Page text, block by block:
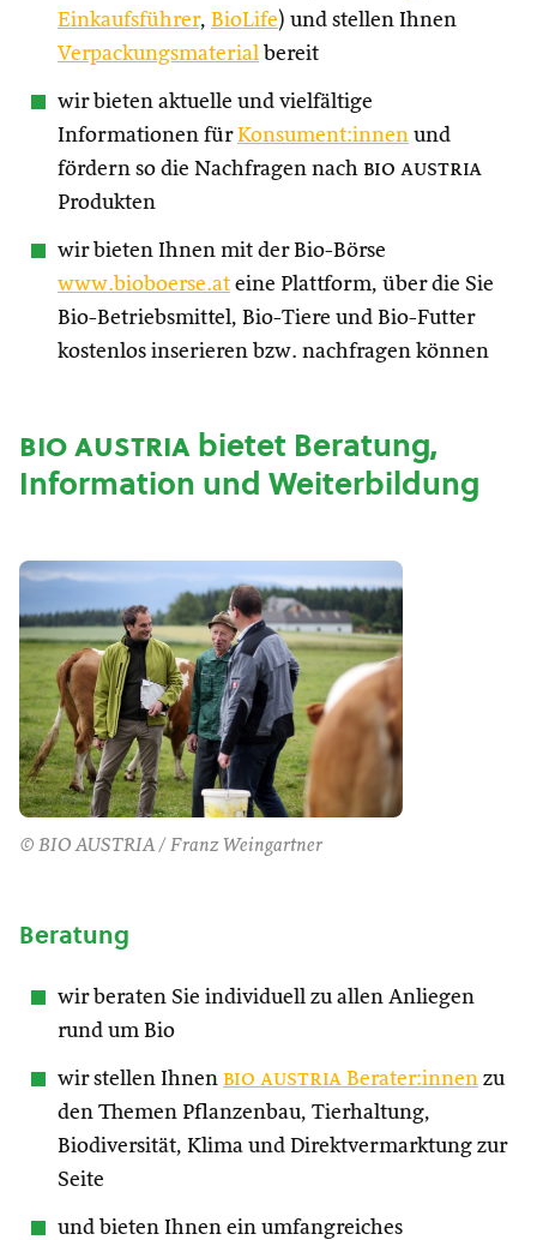
Einkaufsführer, BioLife) und stellen Ihnen
Verpackungsmaterial bereit
wir bieten aktuelle und vielfältige
Informationen fürKonsument:innen und
fördern so die Nachfragen nach bio austria
Produkten
wir bieten Ihnen mit der Bio-Börse
www.bioboerse.at eine Plattform, über die Sie
Bio-Betriebsmittel, Bio-Tiere und Bio-Futter
kostenlos inserieren bzw. nachfragen können
bio austriabietet Beratung,
Information und Weiterbildung
© BIO AUSTRIA / Franz Weingartner
Beratung
wir beraten Sie individuell zu allen Anliegen
rund um Bio
wir stellen Ihnen bio austria Berater:innen zu
den Themen Pflanzenbau, Tierhaltung,
Biodiversität, Klima und Direktvermarktung zur
Seite
und bieten Ihnen ein umfangreiches